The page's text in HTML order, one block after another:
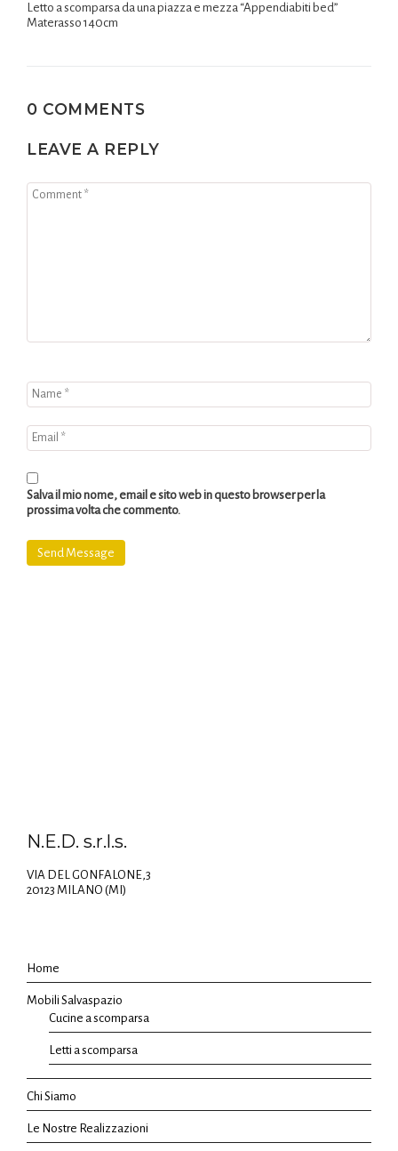
Letto a scomparsa da una piazza e mezza “Appendiabiti bed”
Materasso 140cm
0 COMMENTS
LEAVE A REPLY
Salva il mio nome, email e sito web in questo browser per la
prossima volta che commento.
N.E.D. s.r.l.s.
VIA DEL GONFALONE,3
20123 MILANO (MI)
Home
Mobili Salvaspazio
Cucine a scomparsa
Letti a scomparsa
Chi Siamo
Le Nostre Realizzazioni